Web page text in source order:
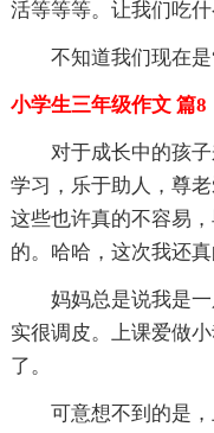
活等等等。让我们吃
不知道我们现在
小学生三年级作文 篇8
对于成长中的孩
学习，乐于助人，尊
这些也许真的不容易
的。哈哈，这次我还真
妈妈总是说我是
实很调皮。上课爱做
了。
可意想不到的是